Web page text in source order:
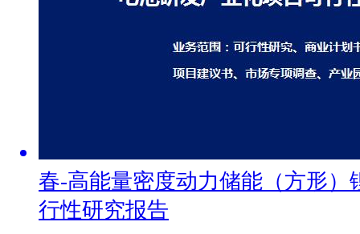
春-高能量密度动力储能（方形）
行性研究报告